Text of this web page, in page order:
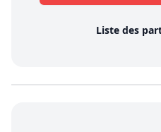
Liste des